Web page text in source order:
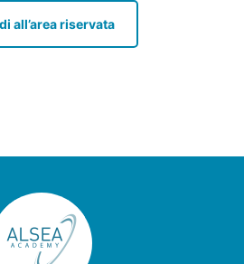
all’area riservata